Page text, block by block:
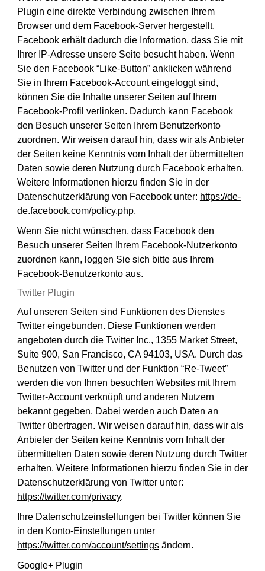
Plugin eine direkte Verbindung zwischen Ihrem
Browser und dem Facebook-Server hergestellt.
Facebook erhält dadurch die Information, dass Sie mit
Ihrer IP-Adresse unsere Seite besucht haben. Wenn
Sie den Facebook “Like-Button” anklicken während
Sie in Ihrem Facebook-Account eingeloggt sind,
können Sie die Inhalte unserer Seiten auf Ihrem
Facebook-Profil verlinken. Dadurch kann Facebook
den Besuch unserer Seiten Ihrem Benutzerkonto
zuordnen. Wir weisen darauf hin, dass wir als Anbieter
der Seiten keine Kenntnis vom Inhalt der übermittelten
Daten sowie deren Nutzung durch Facebook erhalten.
Weitere Informationen hierzu finden Sie in der
Datenschutzerklärung von Facebook unter: https://de-
de.facebook.com/policy.php.
Wenn Sie nicht wünschen, dass Facebook den
Besuch unserer Seiten Ihrem Facebook-Nutzerkonto
zuordnen kann, loggen Sie sich bitte aus Ihrem
Facebook-Benutzerkonto aus.
Twitter Plugin
Auf unseren Seiten sind Funktionen des Dienstes
Twitter eingebunden. Diese Funktionen werden
angeboten durch die Twitter Inc., 1355 Market Street,
Suite 900, San Francisco, CA 94103, USA. Durch das
Benutzen von Twitter und der Funktion “Re-Tweet”
werden die von Ihnen besuchten Websites mit Ihrem
Twitter-Account verknüpft und anderen Nutzern
bekannt gegeben. Dabei werden auch Daten an
Twitter übertragen. Wir weisen darauf hin, dass wir als
Anbieter der Seiten keine Kenntnis vom Inhalt der
übermittelten Daten sowie deren Nutzung durch Twitter
erhalten. Weitere Informationen hierzu finden Sie in der
Datenschutzerklärung von Twitter unter:
https://twitter.com/privacy.
Ihre Datenschutzeinstellungen bei Twitter können Sie
in den Konto-Einstellungen unter
https://twitter.com/account/settingsändern.
Google+ Plugin